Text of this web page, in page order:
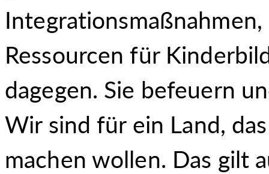
Ressourcen für
dagegen. Sie befeuern
Wir sind für ein Land,
machen wollen. Das gilt